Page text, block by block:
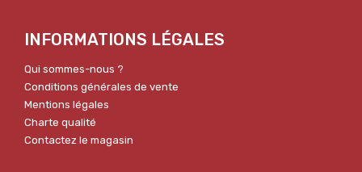
INFORMATIONS LÉGALES
Qui sommes-nous ?
Conditions générales de vente
Mentions légales
Charte qualité
Contactez le magasin